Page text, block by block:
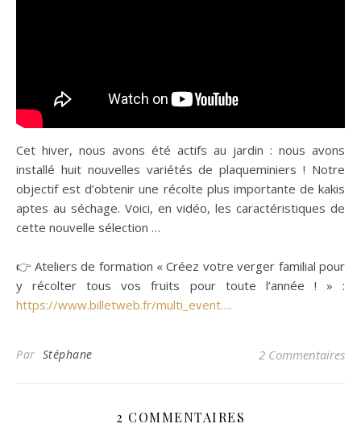
Cet hiver, nous avons été actifs au jardin : nous avons
installé huit nouvelles variétés de plaqueminiers ! Notre
objectif est d’obtenir une récolte plus importante de kakis
aptes au séchage. Voici, en vidéo, les caractéristiques de
cette nouvelle sélection …
👉 Ateliers de formation « Créez votre verger familial pour
y récolter tous vos fruits pour toute l’année ! » :
https://www.billetweb.fr/multi_event….
Par Stéphane 2 Commentaires
2 COMMENTAIRES